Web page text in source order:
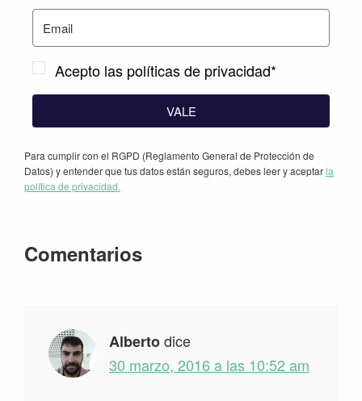
Acepto las políticas de privacidad*
VALE
Para cumplir con el RGPD (Reglamento General de Protección de
Datos) y entender que tus datos están seguros, debes leer y aceptarla
política de privacidad.
Interacciones
lectores
Comentarios
Albertodice
30 marzo, 2016 a las 10:52 am